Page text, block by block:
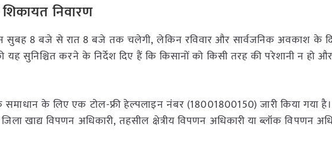
शिकायत निवारण
सुबह 8 बजे से रात 8 बजे तक चलेगी, लेकिन रविवार और सार्वजनिक अवकाश के
यह सुनिश्चित करने के निर्देश दिए हैं कि किसानों को किसी तरह की परेशानी न हो और
के लिए एक टोल-फ्री हेल्पलाइन नंबर (18001800150) जारी किया गया
खाद्य विपणन अधिकारी, तहसील क्षेत्रीय विपणन अधिकारी या ब्लॉक विपणन